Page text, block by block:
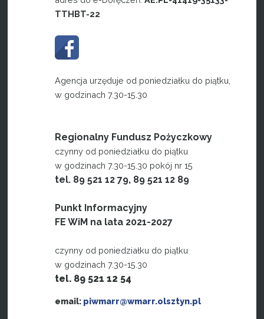
TTHBT-22
Agencja urzęduje od poniedziałku do piątku,
w godzinach 7.30-15.30
Regionalny Fundusz Pożyczkowy
czynny od poniedziałku do piątku
w godzinach 7.30-15.30 pokój nr 15
tel. 89 521 12 79, 89 521 12 89
Punkt Informacyjny
FE WiM na lata 2021-2027
czynny od poniedziałku do piątku
w godzinach 7.30-15.30
tel. 89 521 12 54
email: piwmarr@wmarr.olsztyn.pl